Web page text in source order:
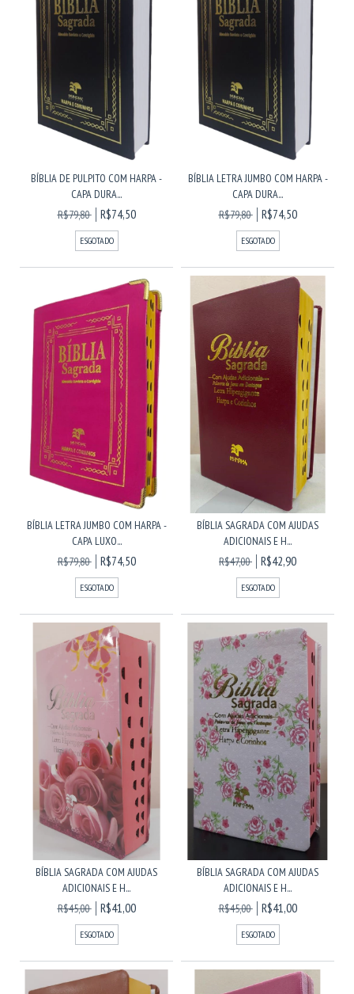
BÍBLIA DE PULPITO COM HARPA -
CAPA DURA...
R$79,80
R$74,50
ESGOTADO
BÍBLIA LETRA JUMBO COM HARPA -
CAPA DURA...
R$79,80
R$74,50
ESGOTADO
BÍBLIA LETRA JUMBO COM HARPA -
CAPA LUXO...
R$79,80
R$74,50
ESGOTADO
BÍBLIA SAGRADA COM AJUDAS
ADICIONAIS E H...
R$47,00
R$42,90
ESGOTADO
BÍBLIA SAGRADA COM AJUDAS
ADICIONAIS E H...
R$45,00
R$41,00
ESGOTADO
BÍBLIA SAGRADA COM AJUDAS
ADICIONAIS E H...
R$45,00
R$41,00
ESGOTADO